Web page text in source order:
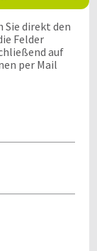
direkt den
Felder
auf
per Mail